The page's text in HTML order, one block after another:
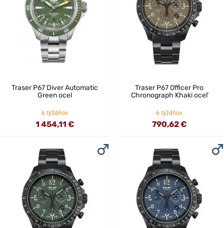
Traser P67 Diver Automatic
Green ocel
6 týždňov
1 454,11 €
Traser P67 Officer Pro
Chronograph Khaki oceľ
6 týždňov
790,62 €